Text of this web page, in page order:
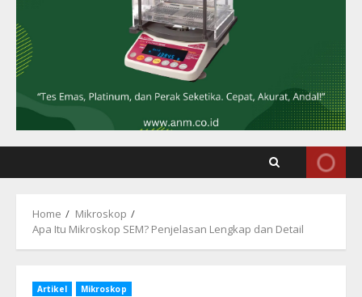
Home
Mikroskop
Apa Itu Mikroskop SEM? Penjelasan Lengkap dan Detail
Artikel Mikroskop